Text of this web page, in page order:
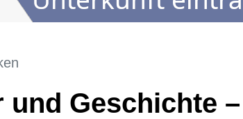
Geschichte